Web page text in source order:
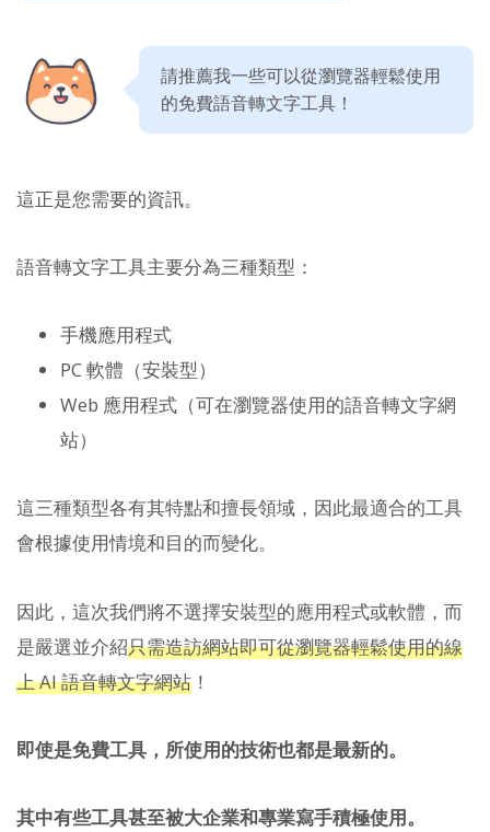
請推薦我一些可以從瀏覽器輕鬆使用
的免費語音轉文字工具！
這正是您需要的資訊。
語音轉文字工具主要分為三種類型：
手機應用程式
PC 軟體（安裝型）
Web 應用程式（可在瀏覽器使用的語音轉文字網
站）
這三種類型各有其特點和擅長領域，因此最適合的工具
會根據使用情境和目的而變化。
因此，這次我們將不選擇安裝型的應用程式或軟體，而
是嚴選並介紹只需造訪網站即可從瀏覽器輕鬆使用的線
上 AI 語音轉文字網站 ！
即使是免費工具，所使用的技術也都是最新的。
其中有些工具甚至被大企業和專業寫手積極使用。